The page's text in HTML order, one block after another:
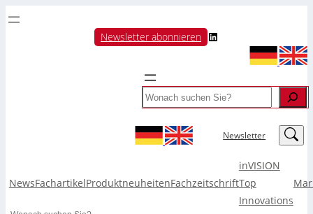
Newsletter abonnieren LinkedIn
Search
Newsletter LinkedIn
NewsFachartikelProduktneuheitenFachzeitschrift
inVISION
Top
Innovations